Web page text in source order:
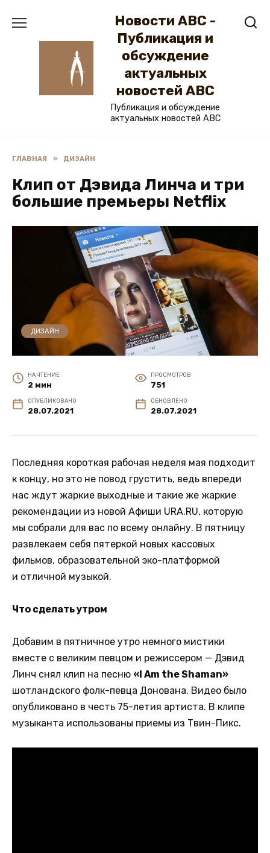
Новости ABC -
Публикация и
обсуждение
актуальных
новостей ABC
Публикация и обсуждение
актуальных новостей ABC
ГЛАВНАЯ » ДИЗАЙН
Клип от Дэвида Линча и три
большие премьеры Netflix
ДИЗАЙН
НА ЧТЕНИЕ
2 мин
ПРОСМОТРОВ
751
ОПУБЛИКОВАНО
28.07.2021
ОБНОВЛЕНО
28.07.2021
Последняя короткая рабочая неделя мая подходит
к концу, но это не повод грустить, ведь впереди
нас ждут жаркие выходные и такие же жаркие
рекомендации из новой Афиши URA.RU, которую
мы собрали для вас по всему онлайну. В пятницу
развлекаем себя пятеркой новых кассовых
фильмов, образовательной эко-платформой
и отличной музыкой.
Что сделать утром
Добавим в пятничное утро немного мистики
вместе с великим певцом и режиссером — Дэвид
Линч снял клип на песню «I Am the Shaman»
шотландского фолк-певца Донована. Видео было
опубликовано в честь 75-летия артиста. В клипе
музыканта использованы приемы из Твин-Пикс.